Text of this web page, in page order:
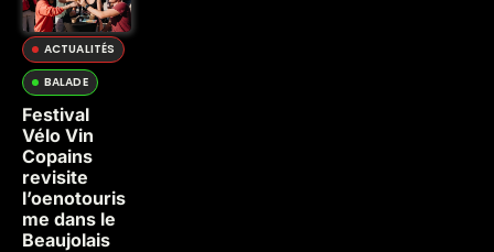
ACTUALITÉS
BALADE
Festival
Vélo Vin
Copains
revisite
l’oenotouris
me dans le
Beaujolais